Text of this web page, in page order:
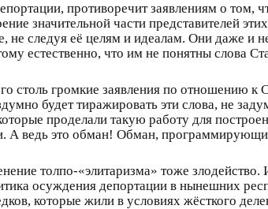
противоречит заявлениям о том,
значительной части представителей
следуя её целям и идеалам. Они даже и
естественно, что им не понятны слова
столь громкие заявления по отношению к
будет тиражировать эти слова, не
проделали такую работу для
А ведь это обман! Обман,
толпо-«элитаризма» тоже злодейство.
осуждения депортации в нынешних
которые жили в условиях жёсткого